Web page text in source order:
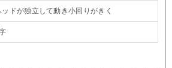
ッドが独立して動き小回りがきく